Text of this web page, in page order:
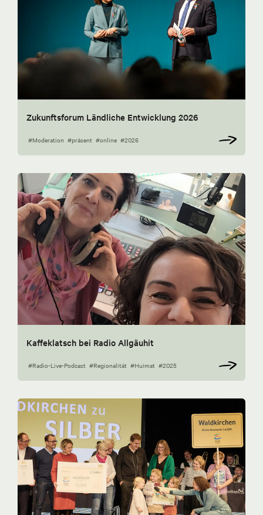
Zukunftsforum Ländliche Entwicklung 2026
#Moderation #präsent #online #2026
Kaffeklatsch bei Radio Allgäuhit
#Radio-Live-Podcast #Regionalität #Huimat #2025